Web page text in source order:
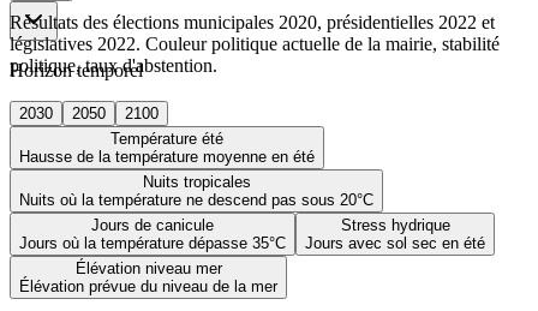
Horizon temporel
2030 2050
2100
Température été
Hausse de la température moyenne en été
Nuits tropicales
Nuits où la température ne descend pas sous 20°C
Jours de canicule
Jours où la température dépasse 35°C
Stress hydrique
Jours avec sol sec en été
Élévation niveau mer
Élévation prévue du niveau de la mer
Résultats des élections municipales 2020, présidentielles 2022 et
législatives 2022. Couleur politique actuelle de la mairie, stabilité
politique, taux d'abstention.